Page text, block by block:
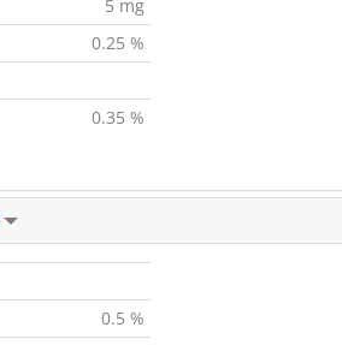
5 mg
0.25 %
0.35 %
0.5 %